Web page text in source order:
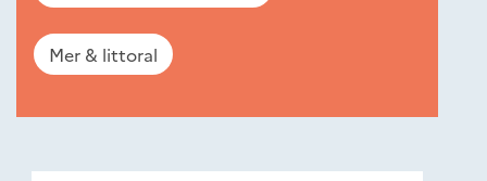
Mer & littoral
Nouveautés